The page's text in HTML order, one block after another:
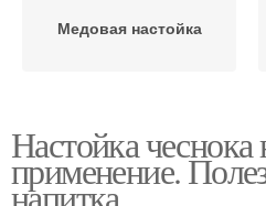
Медовая настойка
Чеснок на спирту
Настойка
применение.